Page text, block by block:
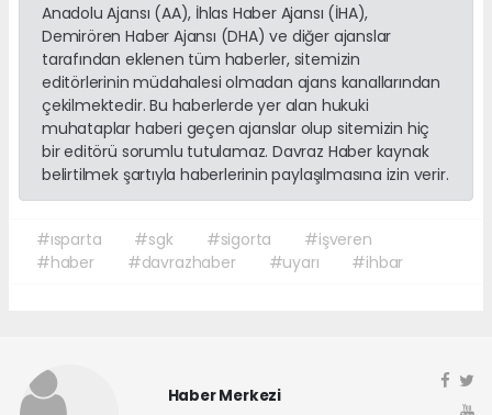
Anadolu Ajansı (AA), İhlas Haber Ajansı (İHA),
Demirören Haber Ajansı (DHA) ve diğer ajanslar
tarafından eklenen tüm haberler, sitemizin
editörlerinin müdahalesi olmadan ajans kanallarından
çekilmektedir. Bu haberlerde yer alan hukuki
muhataplar haberi geçen ajanslar olup sitemizin hiç
bir editörü sorumlu tutulamaz. Davraz Haber kaynak
belirtilmek şartıyla haberlerinin paylaşılmasına izin verir.
#ısparta #sgk #sigorta
#işveren
#haber
#davrazhaber #uyarı #ihbar
Haber Merkezi